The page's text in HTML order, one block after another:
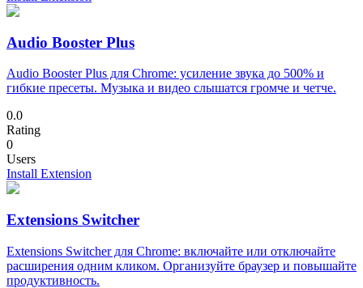
Audio Booster Plus
Audio Booster Plus для Chrome: усиление звука до 500% и
гибкие пресеты. Музыка и видео слышатся громче и четче.
0.0
Rating
0
Users
Install Extension
Extensions Switcher
Extensions Switcher для Chrome: включайте или отключайте
расширения одним кликом. Организуйте браузер и повышайте
продуктивность.